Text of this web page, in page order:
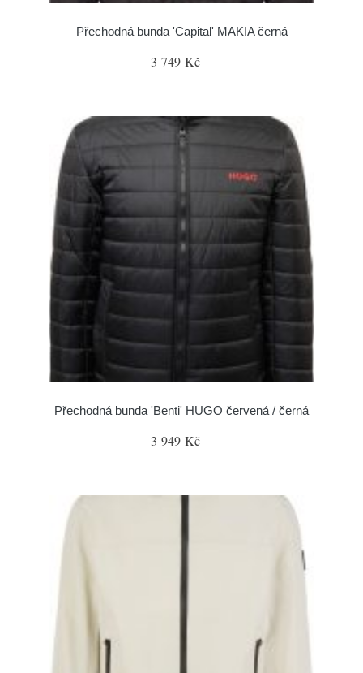
Přechodná bunda 'Capital' MAKIA černá
3 749 Kč
Přechodná bunda 'Benti' HUGO červená / černá
3 949 Kč